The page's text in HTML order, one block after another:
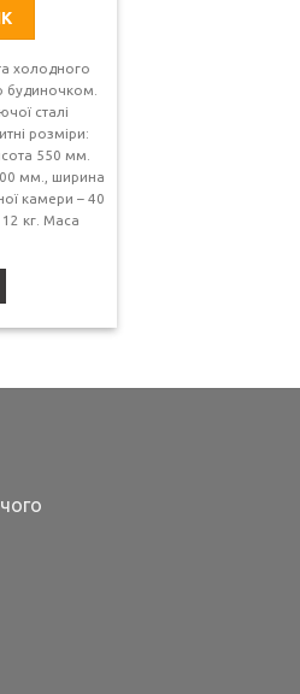
холодного
будиночком.
сталі
розміри:
550 мм.
мм., ширина
камери – 40
12 кг. Маса